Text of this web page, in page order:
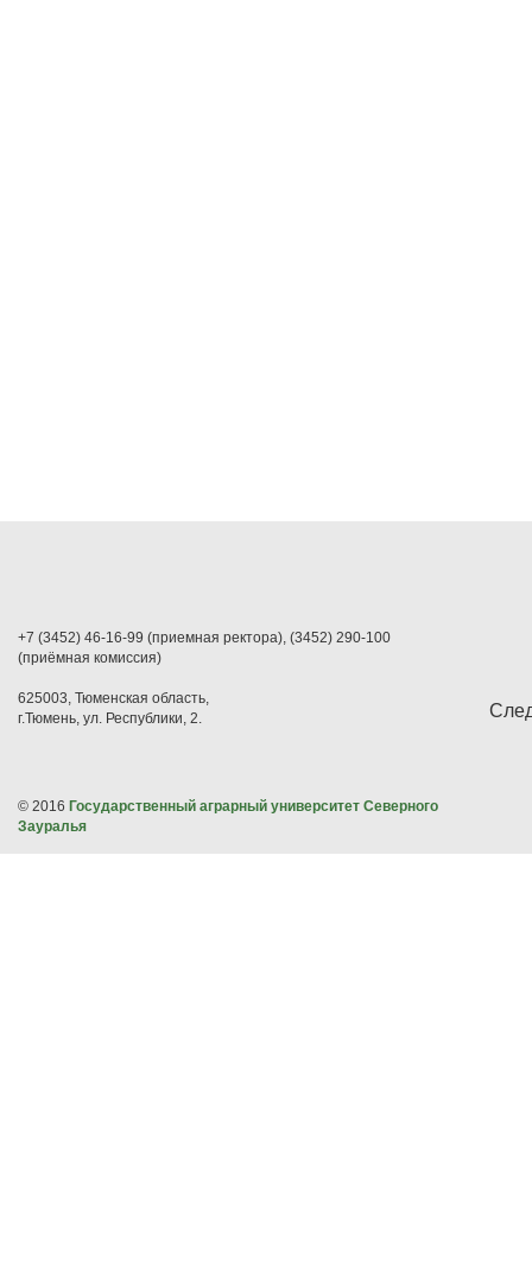
+7 (3452) 46-16-99 (приемная ректора), (3452) 290-100
(приёмная комиссия)
625003, Тюменская область,
г.Тюмень, ул. Республики, 2.
© 2016 Государственный аграрный университет Северного
Зауралья